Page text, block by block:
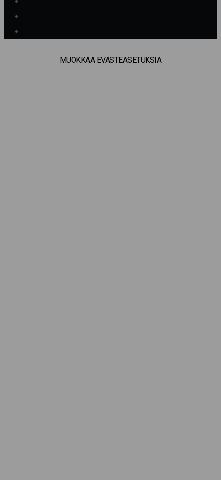
MUOKKAA EVÄSTEASETUKSIA